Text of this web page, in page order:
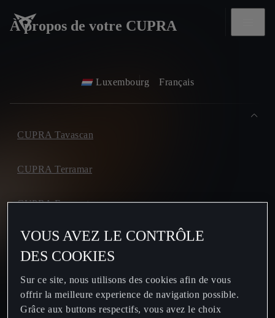
À propos de votre CUPRA
Luxembourg Français
CUPRA Tavascan
CUPRA Terramar
CUPRA Formentor
CUPRA Leon
CUPRA Born
VOUS AVEZ LE CONTRÔLE
DES COOKIES
Sur ce site, nous utilisons des cookies afin de vous
offrir la meilleure experience de navigation possible.
Grâce aux buttons respectifs, vous avez le choix